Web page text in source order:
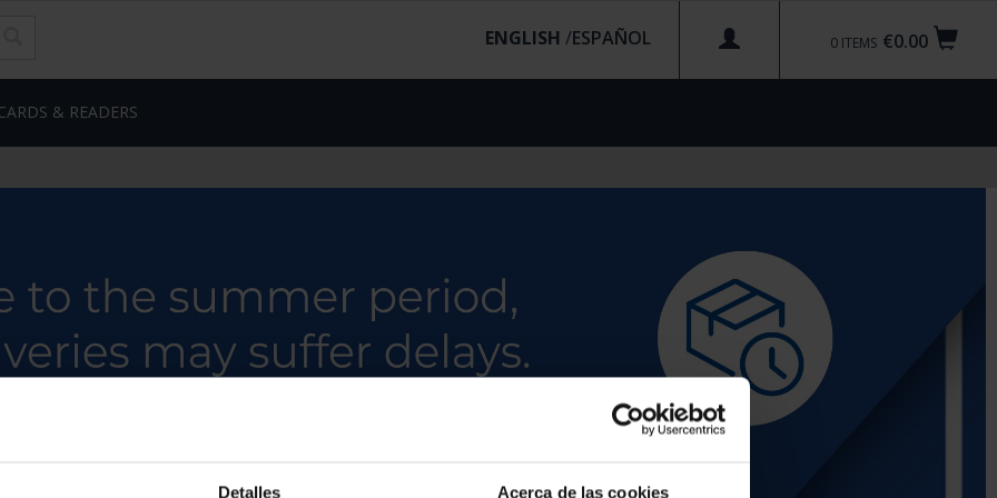
Detalles Acerca de las cookies
€0.00
0 ITEMS
ENGLISH /
& READERS